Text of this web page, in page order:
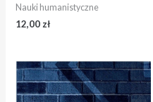
Nauki humanistyczne
12,00 zł